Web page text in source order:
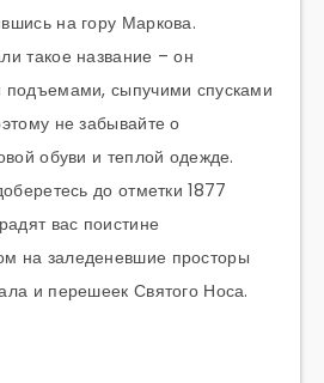
на гору Маркова.
такое название – он
подъемами, сыпучими спусками
не забывайте о
обуви и теплой одежде.
до отметки 1877
вас поистине
на заледеневшие просторы
и перешеек Святого Носа.